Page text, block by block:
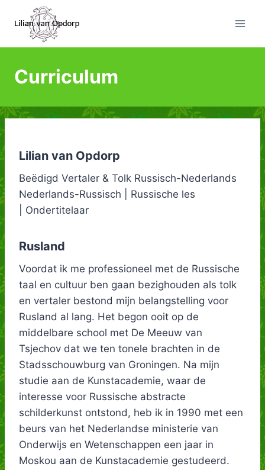
Doorgaan
naar
inhoud
Curriculum
Lilian van Opdorp
Beëdigd Vertaler & Tolk Russisch-Nederlands
Nederlands-Russisch | Russische les
| Ondertitelaar
Rusland
Voordat ik me professioneel met de Russische
taal en cultuur ben gaan bezighouden als tolk
en vertaler bestond mijn belangstelling voor
Rusland al lang. Het begon ooit op de
middelbare school met De Meeuw van
Tsjechov dat we ten tonele brachten in de
Stadsschouwburg van Groningen. Na mijn
studie aan de Kunstacademie, waar de
interesse voor Russische abstracte
schilderkunst ontstond, heb ik in 1990 met een
beurs van het Nederlandse ministerie van
Onderwijs en Wetenschappen een jaar in
Moskou aan de Kunstacademie gestudeerd.